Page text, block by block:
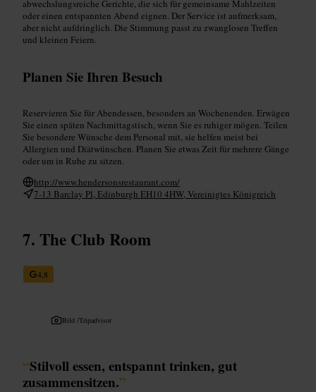
abwechslungsreiche Gerichte, die sich für gemeinsame Mahlzeiten
oder einen entspannten Abend eignen. Der Service ist aufmerksam,
aber nicht aufdringlich. Die Stimmung passt zu zwanglosen Treffen
und kleinen Feiern.
Planen Sie Ihren Besuch
Reservieren Sie für Abendessen, besonders an Wochenenden. Erwägen
Sie einen späten Nachmittagstisch, wenn Sie es ruhiger mögen. Teilen
Sie besondere Wünsche dem Personal mit, sie helfen meist bei
Allergien und Diätwünschen. Planen Sie etwas Zeit für mehrere Gänge
oder um in Ruhe zu sitzen.
http://www.hendersonsrestaurant.com/
7-13 Barclay Pl, Edinburgh EH10 4HW, Vereinigtes Königreich
The Club Room
4,8
Bild /Tripadvisor
“Stilvoll essen, entspannt trinken, gut
zusammensitzen.”